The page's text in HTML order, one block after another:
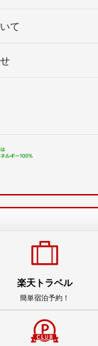
て
楽天トラベル
簡単宿泊予約！